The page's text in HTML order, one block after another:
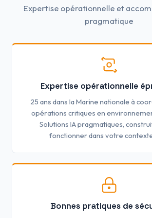
Expertise opérationnelle et
pragmatique
Expertise opérationnelle
25 ans dans la Marine nationale à
opérations critiques en
Solutions IA pragmatiques,
fonctionner dans votre
Bonnes pratiques de